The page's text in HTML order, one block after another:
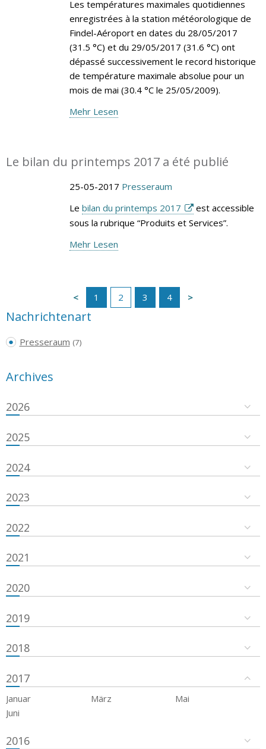
Les températures maximales quotidiennes
enregistrées à la station météorologique de
Findel-Aéroport en dates du 28/05/2017
(31.5 °C) et du 29/05/2017 (31.6 °C) ont
dépassé successivement le record historique
de température maximale absolue pour un
mois de mai (30.4 °C le 25/05/2009).
Mehr Lesen
Le bilan du printemps 2017 a été publié
25-05-2017 Presseraum
Le bilan du printemps 2017
est accessible
sous la rubrique “Produits et Services”.
Mehr Lesen
1 2 3 4
Nachrichtenart
Presseraum (7)
Archives
2026
2025
2024
2023
2022
2021
2020
2019
2018
2017
Januar März
Mai
Juni
2016